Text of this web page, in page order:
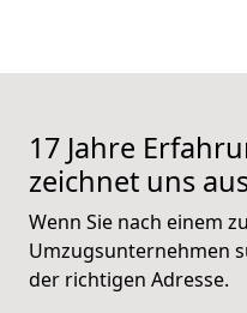
17 Jahre
zeichnet uns
Wenn Sie nach einem
Umzugsunternehmen
der richtigen Adresse.